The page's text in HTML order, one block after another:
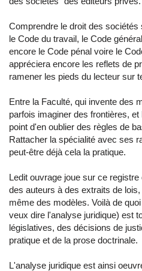
Comprendre le droit des
le Code du travail, le Code
encore le Code pénal voire le
appréciera encore les reflets de
ramener les pieds du lecteur sur
Entre la Faculté, qui invente des
parfois imaginer des frontières,
point d'en oublier des règles de
Rattacher la spécialité avec ses
peut-être déjà cela la pratique.
Ledit ouvrage joue sur ce
des auteurs à des extraits de
même des modèles. Voilà de
veux dire l'analyse juridique) est
législatives, des décisions de
pratique et de la prose doctrinale.
L'analyse juridique est ainsi